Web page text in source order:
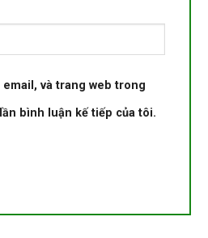
email, và trang web trong
bình luận kế tiếp của tôi.